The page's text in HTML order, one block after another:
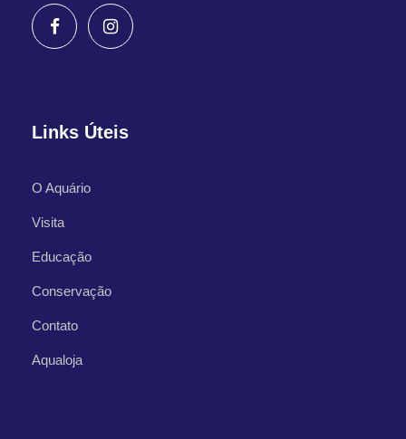
Links Úteis
O Aquário
Visita
Educação
Conservação
Contato
Aqualoja